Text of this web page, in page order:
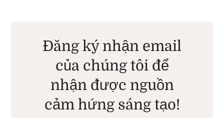
Đăng ký nhận email
của chúng tôi để
nhận được nguồn
cảm hứng sáng tạo!